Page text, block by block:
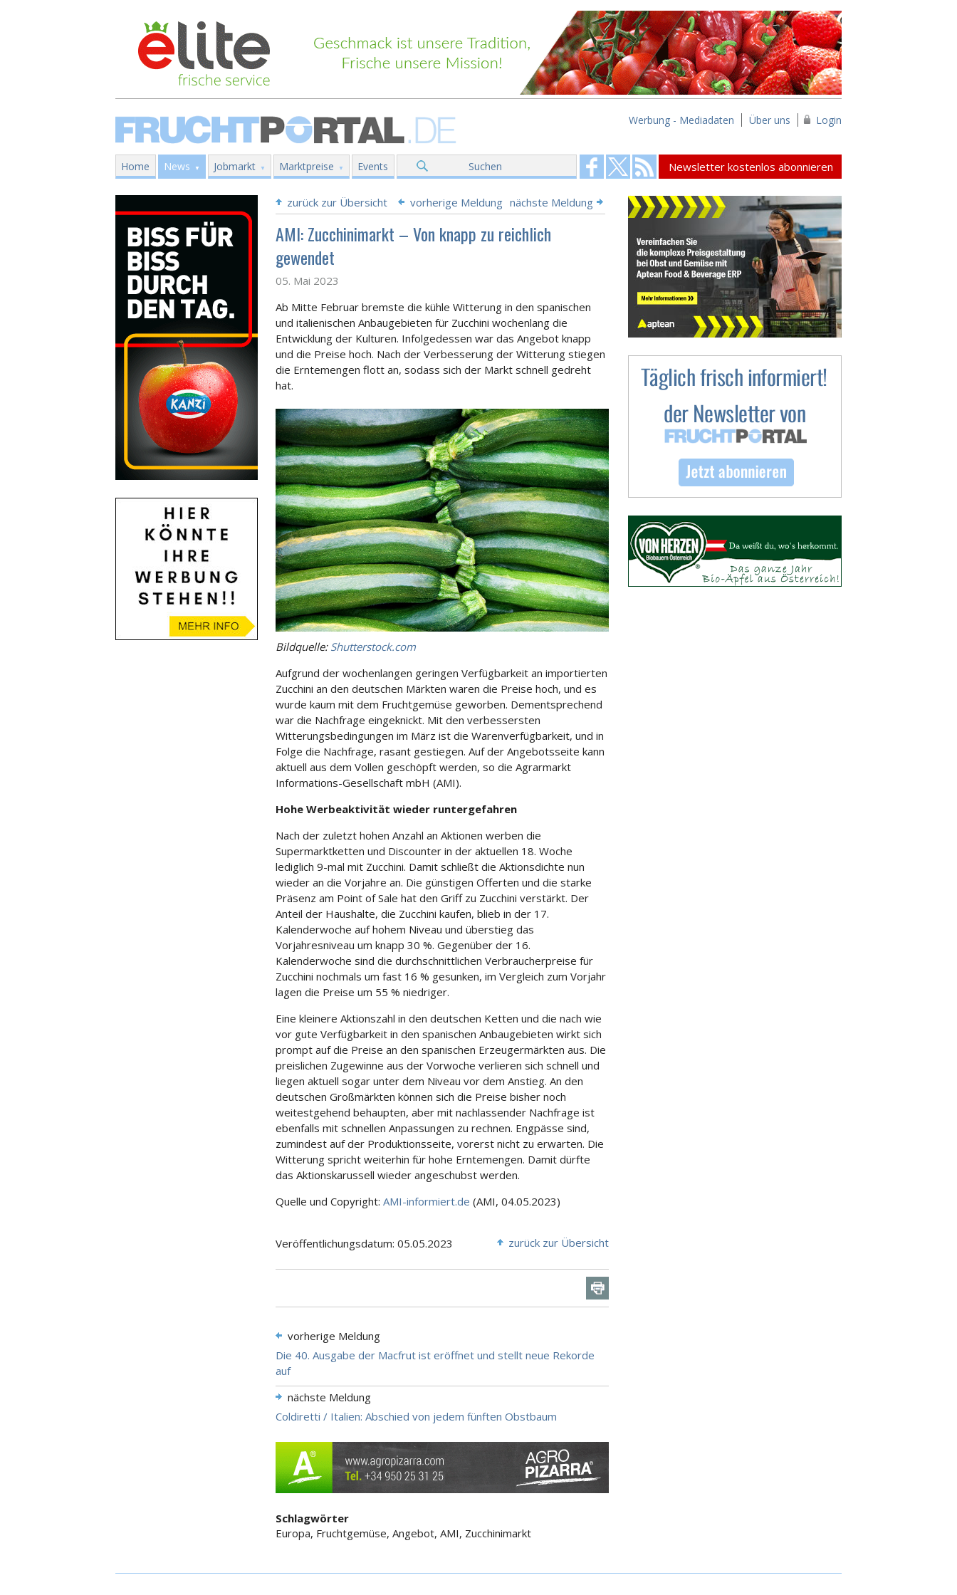
Werbung - Mediadaten Über uns Login
Home News Jobmarkt Marktpreise Events Suchen Newsletter kostenlos abonnieren
zurück zur Übersicht vorherige Meldung nächste Meldung
AMI: Zucchinimarkt – Von knapp zu reichlich
gewendet
05. Mai 2023
Ab Mitte Februar bremste die kühle Witterung in den spanischen
und italienischen Anbaugebieten für Zucchini wochenlang die
Entwicklung der Kulturen. Infolgedessen war das Angebot knapp
und die Preise hoch. Nach der Verbesserung der Witterung stiegen
die Erntemengen flott an, sodass sich der Markt schnell gedreht
hat.
Bildquelle: Shutterstock.com
Aufgrund der wochenlangen geringen Verfügbarkeit an importierten
Zucchini an den deutschen Märkten waren die Preise hoch, und es
wurde kaum mit dem Fruchtgemüse geworben. Dementsprechend
war die Nachfrage eingeknickt. Mit den verbessersten
Witterungsbedingungen im März ist die Warenverfügbarkeit, und in
Folge die Nachfrage, rasant gestiegen. Auf der Angebotsseite kann
aktuell aus dem Vollen geschöpft werden, so die Agrarmarkt
Informations-Gesellschaft mbH (AMI).
Hohe Werbeaktivität wieder runtergefahren
Nach der zuletzt hohen Anzahl an Aktionen werben die
Supermarktketten und Discounter in der aktuellen 18. Woche
lediglich 9-mal mit Zucchini. Damit schließt die Aktionsdichte nun
wieder an die Vorjahre an. Die günstigen Offerten und die starke
Präsenz am Point of Sale hat den Griff zu Zucchini verstärkt. Der
Anteil der Haushalte, die Zucchini kaufen, blieb in der 17.
Kalenderwoche auf hohem Niveau und überstieg das
Vorjahresniveau um knapp 30 %. Gegenüber der 16.
Kalenderwoche sind die durchschnittlichen Verbraucherpreise für
Zucchini nochmals um fast 16 % gesunken, im Vergleich zum Vorjahr
lagen die Preise um 55 % niedriger.
Eine kleinere Aktionszahl in den deutschen Ketten und die nach wie
vor gute Verfügbarkeit in den spanischen Anbaugebieten wirkt sich
prompt auf die Preise an den spanischen Erzeugermärkten aus. Die
preislichen Zugewinne aus der Vorwoche verlieren sich schnell und
liegen aktuell sogar unter dem Niveau vor dem Anstieg. An den
deutschen Großmärkten können sich die Preise bisher noch
weitestgehend behaupten, aber mit nachlassender Nachfrage ist
ebenfalls mit schnellen Anpassungen zu rechnen. Engpässe sind,
zumindest auf der Produktionsseite, vorerst nicht zu erwarten. Die
Witterung spricht weiterhin für hohe Erntemengen. Damit dürfte
das Aktionskarussell wieder angeschubst werden.
Quelle und Copyright: AMI-informiert.de (AMI, 04.05.2023)
Veröffentlichungsdatum: 05.05.2023 zurück zur Übersicht
vorherige Meldung
Die 40. Ausgabe der Macfrut ist eröffnet und stellt neue Rekorde
auf
nächste Meldung
Coldiretti / Italien: Abschied von jedem fünften Obstbaum
Schlagwörter
Europa, Fruchtgemüse, Angebot, AMI, Zucchinimarkt